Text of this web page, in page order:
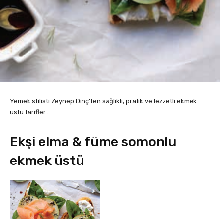
Yemek stilisti Zeynep Dinç’ten sağlıklı, pratik ve lezzetli ekmek
üstü tarifler…
Ekşi elma & füme somonlu
ekmek üstü